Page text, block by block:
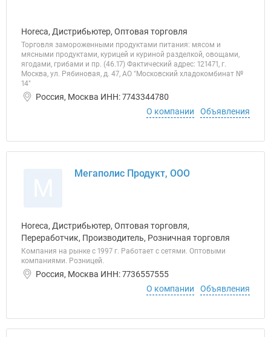
Horeca, Дистрибьютер, Оптовая торговля
Торговля замороженными продуктами питания: мясом и
мясными продуктами, курицей и куриной разделкой, овощами,
ягодами, грибами и пр. (46.17) Фактический адрес: 121471, г.
Москва, ул. Рябиновая, д. 47, АО "Московский хладокомбинат №
14"
Россия, Москва ИНН: 7743344780
О компании
Объявления
Мегаполис Продукт, ООО
Horeca, Дистрибьютер, Оптовая торговля,
Переработчик, Производитель, Розничная торговля
Компания на рынке с 1997 г. Работает с сетями. Оптовыми
компаниями. Розницей.
Россия, Москва ИНН: 7736557555
О компании
Объявления